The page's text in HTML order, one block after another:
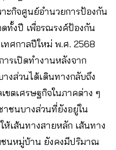
ะกิจศูนย์อำนวยการป้องกัน
ทั้งปี เพื่อรณรงค์ป้องกัน
ทศกาลปีใหม่ พ.ศ. 2568
ารเปิดทำงานหลังจาก
งส่วนได้เดินทางกลับถึง
ขตเศรษฐกิจในภาคต่าง ๆ
ชนบางส่วนที่ยังอยู่ใน
ห้เส้นทางสายหลัก เส้นทาง
ชนหมู่บ้าน ยังคงมีปริมาณ